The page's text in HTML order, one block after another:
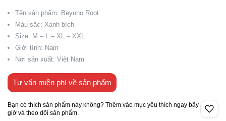
Tên sản phẩm: Beyono Root
Màu sắc: Xanh bích
Size: M – L – XL – XXL
Giới tính: Nam
Nơi sản xuất: Việt Nam
Tư vấn miễn phí về sản phẩm
Bạn có thích sản phẩm này không? Thêm vào mục yêu thích ngay bây
giờ và theo dõi sản phẩm.